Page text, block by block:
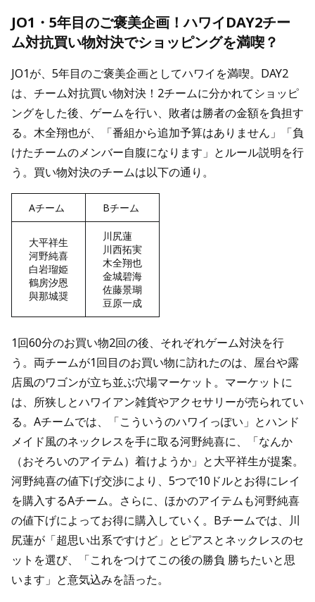
JO1・5年目のご褒美企画！ハワイDAY2チー
ム対抗買い物対決でショッピングを満喫？
JO1が、5年目のご褒美企画としてハワイを満喫。DAY2
は、チーム対抗買い物対決！2チームに分かれてショッピ
ングをした後、ゲームを行い、敗者は勝者の金額を負担す
る。木全翔也が、「番組から追加予算はありません」「負
けたチームのメンバー自腹になります」とルール説明を行
う。買い物対決のチームは以下の通り。
Aチーム Bチーム
大平祥生
河野純喜
白岩瑠姫
鶴房汐恩
與那城奨
川尻蓮
川西拓実
木全翔也
金城碧海
佐藤景瑚
豆原一成
1回60分のお買い物2回の後、それぞれゲーム対決を行
う。両チームが1回目のお買い物に訪れたのは、屋台や露
店風のワゴンが立ち並ぶ穴場マーケット。マーケットに
は、所狭しとハワイアン雑貨やアクセサリーが売られてい
る。Aチームでは、「こういうのハワイっぽい」とハンド
メイド風のネックレスを手に取る河野純喜に、「なんか
（おそろいのアイテム）着けようか」と大平祥生が提案。
河野純喜の値下げ交渉により、5つで10ドルとお得にレイ
を購入するAチーム。さらに、ほかのアイテムも河野純喜
の値下げによってお得に購入していく。Bチームでは、川
尻蓮が「超思い出系ですけど」とピアスとネックレスのセ
ットを選び、「これをつけてこの後の勝負 勝ちたいと思
います」と意気込みを語った。